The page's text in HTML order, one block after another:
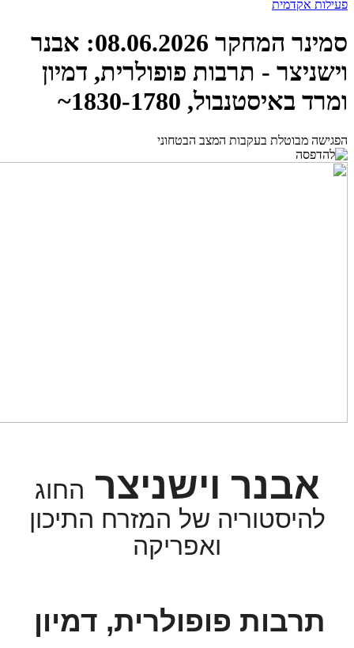
פעילות אקדמית
סמינר המחקר 08.06.2026: אבנר
וישניצר - תרבות פופולרית, דמיון
ומרד באיסטנבול, 1830-1780~
הפגישה מבוטלת בעקבות המצב הבטחוני
אבנר וישניצר החוג
להיסטוריה של המזרח התיכון
ואפריקה
תרבות פופולרית, דמיון